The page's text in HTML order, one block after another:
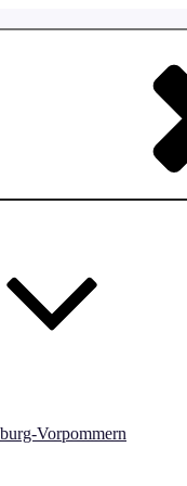
Vorpommern